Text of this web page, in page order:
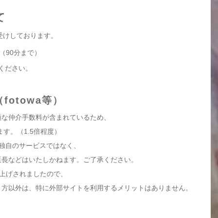
しております。
90分まで）
ださい。
fotowa等）
仲介手数料が含まれているため、
。（1.5倍程度）
のサービスではなく、
などはいたしかねます。ご了承ください。
げされましたので、
以外は、特に外部サイトを利用するメリットはありません。